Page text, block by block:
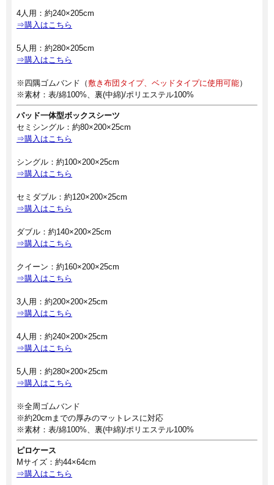
4人用：約240×205cm
⇒購入はこちら
5人用：約280×205cm
⇒購入はこちら
※四隅ゴムバンド（敷き布団タイプ、ベッドタイプに使用可能）
※素材：表/綿100%、裏(中綿)/ポリエステル100%
パッド一体型ボックスシーツ
セミシングル：約80×200×25cm
⇒購入はこちら
シングル：約100×200×25cm
⇒購入はこちら
セミダブル：約120×200×25cm
⇒購入はこちら
ダブル：約140×200×25cm
⇒購入はこちら
クイーン：約160×200×25cm
⇒購入はこちら
3人用：約200×200×25cm
⇒購入はこちら
4人用：約240×200×25cm
⇒購入はこちら
5人用：約280×200×25cm
⇒購入はこちら
※全周ゴムバンド
※約20cmまでの厚みのマットレスに対応
※素材：表/綿100%、裏(中綿)/ポリエステル100%
ピロケース
Mサイズ：約44×64cm
⇒購入はこちら